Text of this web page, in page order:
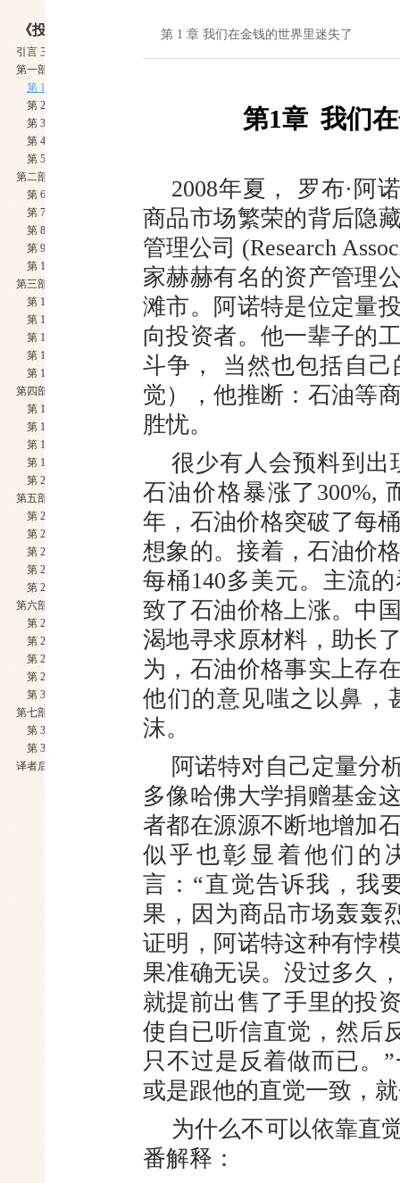
《投资决策中的心理博弈》
引言 三思而后行
第一部分 别让直觉毁了你的投资
第 1 章 我们在金钱的世界里迷失了
第 2 章 股票投资中的两大心理误区
第 3 章 不要迷信基金业绩的持续性
第 4 章 债券何以被忽视
第 5 章 退休金面临的困惑
第二部分 做逆势交易的赢家
第 6 章 分散你的投资
第 7 章 发现股票的准入时机
第 8 章 抓住股市中的“丑小鸭”
第 9 章 打出动量效应和价值投资的组合拳
第 10 章 有些直觉是可以相信的
第三部分 无处不在的个人金融决策
第 11 章 直觉不是你的人身保镖
第 12 章 当心信用卡陷阱
第 13 章 社会保障金中的秘密
第 14 章 这些要 “命＂ 的决策
第 15 章 让专家帮你选择医疗保险
第四部分 其实这也是一种投资
第 16 章 那些视而不见的错误
第 17 章 为什么投资者偏爱冷门
第 18 章 揭开拉斯维加斯的神秘面纱
第 19 章 只选 “对” 的 ， 不选 “贵”的
第 20 章 谨慎行事并非全是安全之策
第五部分 如果你是金融机构的CEO
第 21 章 顽固不化的CEO
第 22 章 妄自尊大的CEO
第 23 章 解雇滥竿充数的CEO
第 24 章 用CEO的行为指导投资
第 25 章 那些华尔街的罪魁祸首
第六部分 迷信直觉的代价
第 26 章 泡沫就是这样产生的
第 27 章 罗德岱堡的房市动荡
第 28 章 信贷风暴来袭
第 29 章 充满风险的银行挤兑
第 30 章 危机后的反思
第七部分 投资决策中的心理博弈
第 31 章 轻松打败直觉的5大策略
第 32 章 做出理性的投资决策
译者后记
第 1 章 我们在金钱的世界里迷失了
第1章 我们
2008年夏， 罗布·阿
商品市场繁荣的背后隐
管理公司 (Research
家赫赫有名的资产管理
滩市。阿诺特是位定量
向投资者。他一辈子的
斗争， 当然也包括自
觉），他推断：石油等
胜忧。
很少有人会预料到出
石油价格暴涨了300%,
年，石油价格突破了每
想象的。接着，石油价
每桶140多美元。主流
致了石油价格上涨。中
渴地寻求原材料，助长
为，石油价格事实上存
他们的意见嗤之以鼻，
沫。
阿诺特对自己定量分
多像哈佛大学捐赠基金
者都在源源不断地增加
似乎也彰显着他们的
言： “直觉告诉我，我
果，因为商品市场轰轰
证明，阿诺特这种有悖
果准确无误。没过多久
就提前出售了手里的投
使自已听信直觉，然后
只不过是反着做而已。
或是跟他的直觉一致，
为什么不可以依靠直
番解释：